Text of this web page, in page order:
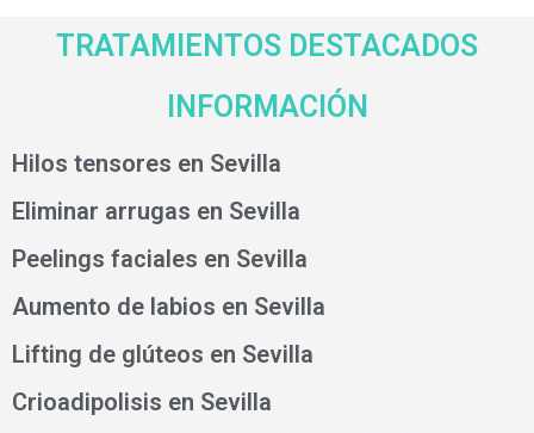
TRATAMIENTOS DESTACADOS
INFORMACIÓN
Hilos tensores en Sevilla
Eliminar arrugas en Sevilla
Peelings faciales en Sevilla
Aumento de labios en Sevilla
Lifting de glúteos en Sevilla
Crioadipolisis en Sevilla